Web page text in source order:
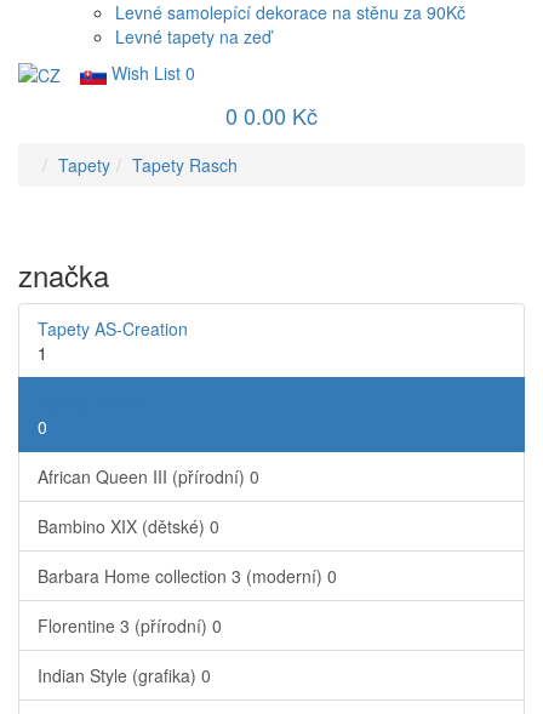
Levné samolepící dekorace na stěnu za 90Kč
Levné tapety na zeď
Wish List 0
0 0.00 Kč
Tapety Tapety Rasch
značka
Tapety AS-Creation
1
0
African Queen III (přírodní) 0
Bambino XIX (dětské) 0
Barbara Home collection 3 (moderní) 0
Florentine 3 (přírodní) 0
Indian Style (grafika) 0